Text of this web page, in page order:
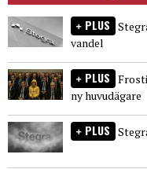
PLUS
vandel
PLUS
ny huvudägare
PLUS